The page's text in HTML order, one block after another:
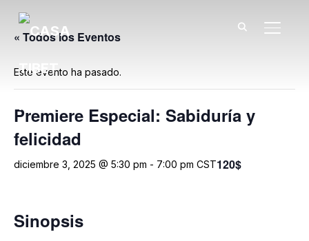
« Todos los Eventos
Este evento ha pasado.
Premiere Especial: Sabiduría y
felicidad
diciembre 3, 2025 @ 5:30 pm - 7:00 pm CST120$
Sinopsis